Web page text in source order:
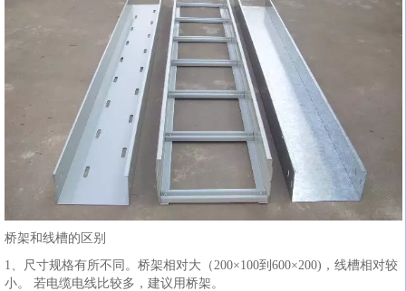
桥架和线槽的区别
1、尺寸规格有所不同。桥架相对大（200×100到600×200)，线槽相对较
小。 若电缆电线比较多，建议用桥架。